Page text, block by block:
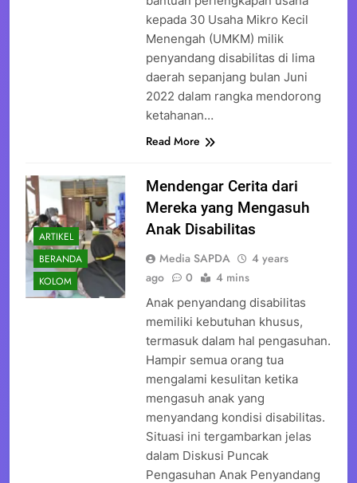
kepada 30 Usaha Mikro Kecil
Menengah (UMKM) milik
penyandang disabilitas di lima
daerah sepanjang bulan Juni
2022 dalam rangka mendorong
ketahanan…
Read More
ARTIKEL
BERANDA
KOLOM
Mendengar Cerita dari
Mereka yang Mengasuh
Anak Disabilitas
Media SAPDA
4 years
ago
0 4 mins
Anak penyandang disabilitas
memiliki kebutuhan khusus,
termasuk dalam hal pengasuhan.
Hampir semua orang tua
mengalami kesulitan ketika
mengasuh anak yang
menyandang kondisi disabilitas.
Situasi ini tergambarkan jelas
dalam Diskusi Puncak
Pengasuhan Anak Penyandang